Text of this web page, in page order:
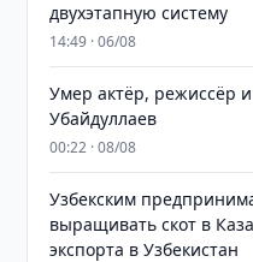
двухэтапную систему
14:49 · 06/08
Умер актёр, режиссёр
Убайдуллаев
00:22 · 08/08
Узбекским
выращивать скот в
экспорта в Узбекистан